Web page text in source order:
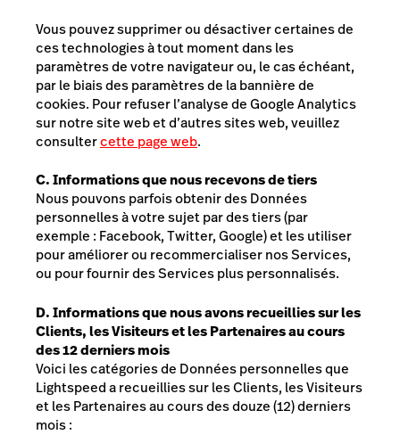
Vous pouvez supprimer ou désactiver certaines de
ces technologies à tout moment dans les
paramètres de votre navigateurou, le cas échéant,
par le biais des paramètres de la bannière de
cookies. Pour refuser l’analyse de Google Analytics
sur notre site web et d’autres sites web, veuillez
consultercette page web.
C. Informations que nous recevons de tiers
Nous pouvons parfois obtenir des Données
personnelles à votre sujet par des tiers (par
exemple : Facebook, Twitter, Google) et les utiliser
pour améliorer ou recommercialiser nos Services,
ou pour fournir des Services plus personnalisés.
D. Informations que nous avons recueillies sur les
Clients, les Visiteurs et les Partenaires au cours
des 12 derniers mois
Voici les catégories de Données personnelles que
Lightspeed a recueillies sur les Clients, les Visiteurs
et les Partenaires au cours des douze (12) derniers
mois :